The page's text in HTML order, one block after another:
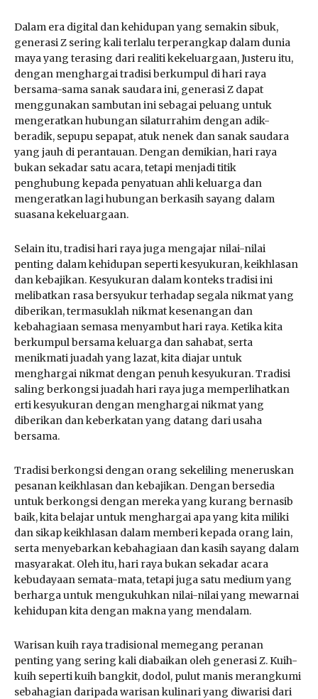
Dalam era digital dan kehidupan yang semakin sibuk,
generasi Z sering kali terlalu terperangkap dalam dunia
maya yang terasing dari realiti kekeluargaan, Justeru itu,
dengan menghargai tradisi berkumpul di hari raya
bersama-sama sanak saudara ini, generasi Z dapat
menggunakan sambutan ini sebagai peluang untuk
mengeratkan hubungan silaturrahim dengan adik-
beradik, sepupu sepapat, atuk nenek dan sanak saudara
yang jauh di perantauan. Dengan demikian, hari raya
bukan sekadar satu acara, tetapi menjadi titik
penghubung kepada penyatuan ahli keluarga dan
mengeratkan lagi hubungan berkasih sayang dalam
suasana kekeluargaan.
Selain itu, tradisi hari raya juga mengajar nilai-nilai
penting dalam kehidupan seperti kesyukuran, keikhlasan
dan kebajikan. Kesyukuran dalam konteks tradisi ini
melibatkan rasa bersyukur terhadap segala nikmat yang
diberikan, termasuklah nikmat kesenangan dan
kebahagiaan semasa menyambut hari raya. Ketika kita
berkumpul bersama keluarga dan sahabat, serta
menikmati juadah yang lazat, kita diajar untuk
menghargai nikmat dengan penuh kesyukuran. Tradisi
saling berkongsi juadah hari raya juga memperlihatkan
erti kesyukuran dengan menghargai nikmat yang
diberikan dan keberkatan yang datang dari usaha
bersama.
Tradisi berkongsi dengan orang sekeliling meneruskan
pesanan keikhlasan dan kebajikan. Dengan bersedia
untuk berkongsi dengan mereka yang kurang bernasib
baik, kita belajar untuk menghargai apa yang kita miliki
dan sikap keikhlasan dalam memberi kepada orang lain,
serta menyebarkan kebahagiaan dan kasih sayang dalam
masyarakat. Oleh itu, hari raya bukan sekadar acara
kebudayaan semata-mata, tetapi juga satu medium yang
berharga untuk mengukuhkan nilai-nilai yang mewarnai
kehidupan kita dengan makna yang mendalam.
Warisan kuih raya tradisional memegang peranan
penting yang sering kali diabaikan oleh generasi Z. Kuih-
kuih seperti kuih bangkit, dodol, pulut manis merangkumi
sebahagian daripada warisan kulinari yang diwarisi dari